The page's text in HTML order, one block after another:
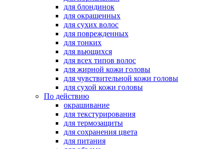
для блондинок
для окрашенных
для сухих волос
для поврежденных
для тонких
для вьющихся
для всех типов волос
для жирной кожи головы
для чувствительной кожи головы
для сухой кожи головы
По действию
окрашивание
для текстурирования
для термозащиты
для сохранения цвета
для питания